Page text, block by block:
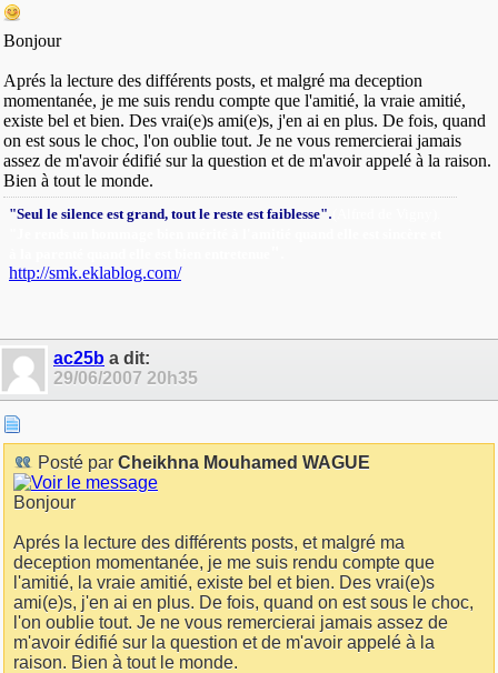
Bonjour
Aprés la lecture des différents posts, et malgré ma deception
momentanée, je me suis rendu compte que l'amitié, la vraie amitié,
existe bel et bien. Des vrai(e)s ami(e)s, j'en ai en plus. De fois, quand
on est sous le choc, l'on oublie tout. Je ne vous remercierai jamais
assez de m'avoir édifié sur la question et de m'avoir appelé à la raison.
Bien à tout le monde.
"Seul le silence est grand, tout le reste est faiblesse".
http://smk.eklablog.com/
ac25b a dit:
29/06/2007 20h35
Posté par Cheikhna Mouhamed WAGUE
Bonjour
Aprés la lecture des différents posts, et malgré ma
deception momentanée, je me suis rendu compte que
l'amitié, la vraie amitié, existe bel et bien. Des vrai(e)s
ami(e)s, j'en ai en plus. De fois, quand on est sous le choc,
l'on oublie tout. Je ne vous remercierai jamais assez de
m'avoir édifié sur la question et de m'avoir appelé à la
raison. Bien à tout le monde.